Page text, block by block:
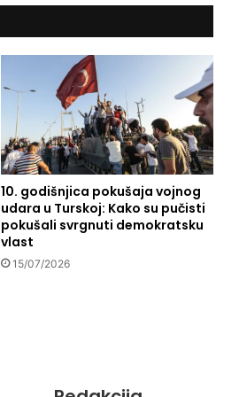
10. godišnjica pokušaja vojnog
udara u Turskoj: Kako su pučisti
pokušali svrgnuti demokratsku
vlast
15/07/2026